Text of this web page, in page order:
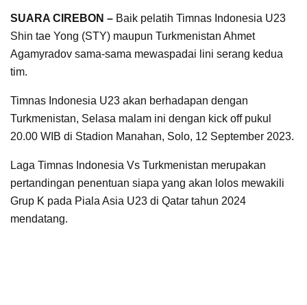
SUARA CIREBON – Baik pelatih Timnas Indonesia U23
Shin tae Yong (STY) maupun Turkmenistan Ahmet
Agamyradov sama-sama mewaspadai lini serang kedua
tim.
Timnas Indonesia U23 akan berhadapan dengan
Turkmenistan, Selasa malam ini dengan kick off pukul
20.00 WIB di Stadion Manahan, Solo, 12 September 2023.
Laga Timnas Indonesia Vs Turkmenistan merupakan
pertandingan penentuan siapa yang akan lolos mewakili
Grup K pada Piala Asia U23 di Qatar tahun 2024
mendatang.